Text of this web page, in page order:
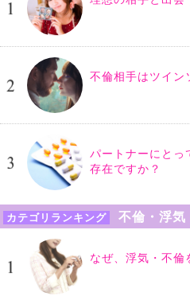
不倫相手はツイン
パートナーにとっ
存在ですか？
カテゴリランキング 不倫・浮気
なぜ、浮気・不倫